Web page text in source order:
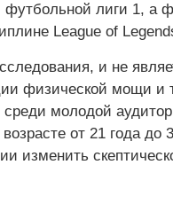
лиги 1, а
League of
и не
физической мощи и
среди молодой
от 21 года до
изменить